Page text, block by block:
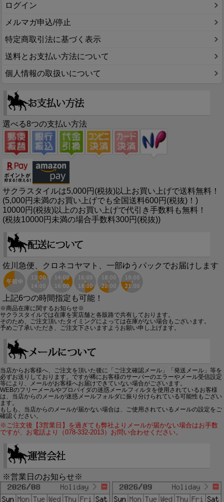
ログイン
メルマガ申込/停止
特定商取引法に基づく表示
送料とお支払い方法について
個人情報の取扱いについて
選べる8つの支払い方法
サクラスタイルは5,000円(税抜)以上お買い上げで送料無料！
(5,000円未満のお買い上げでも全国送料600円(税抜)！)
10000円(税抜)以上のお買い上げで代引き手数料も無料！
(税抜10000円未満の場合手数料300円(税抜))
佐川急便、クロネコヤマト、一部ゆうパックでお届けします
上記6つの時間指定も可能！
※商品在庫に関するお知らせ※
サクラスタイルでは在庫を実店舗と各販路で共有しております。
そのため、ご注文頂いたタイミングによっては在庫がない場合もございます。
予めご了承いただき、ご注文下さいますようお願い申し上げます。
当店からお客様へ、ご注文を頂いた後に「ご注文確認メール」「発送メール」等を
必ずお送りしております。ですが稀にお客様のサーバーのエラーやメール受信設定
等により、メールがお客様へお届けできていない場合がございます。
WEBのフリーメールやプロバイダの迷惑メールフィルタを使用されているお客様
は、当店からのメールが迷惑メールフォルダに振り分けられている可能性もござい
ます。
もしも、当店からのメールが届かない場合は、ご使用されているメールの設定をご
確認ください。
※ご注文後【3営業日】を過ぎても弊社よりメールが届かない場合はお手数
ですが、お電話より（078-332-2013）お問い合わせください。
※営業日のお知らせ※